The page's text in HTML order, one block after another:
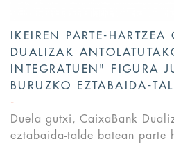
IKEIREN PARTE-
DUALIZAK
INTEGRATUEN" FIGURA
BURUZKO EZTABAIDA-
Duela gutxi, CaixaBank
eztabaida-talde batean parte